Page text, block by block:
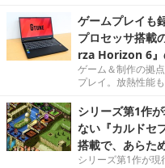
ゲームプレイも
プロセッサ搭載
rza Horizon 6』
ゲーム＆制作の拠
プレイ。放熱性能
シリーズ第1作
ない『カルドセ
搭載で、あらた
シリーズ第1作が現